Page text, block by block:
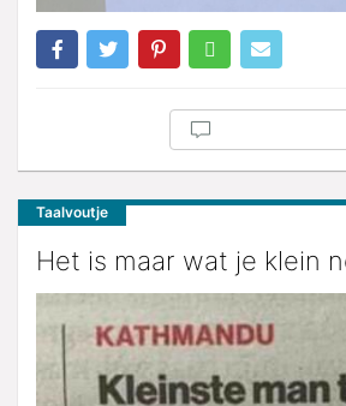
Taalvoutje
Het is maar wat je klein